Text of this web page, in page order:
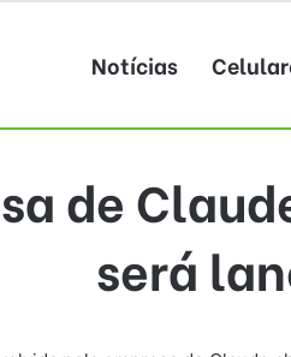
Notícias
de
será